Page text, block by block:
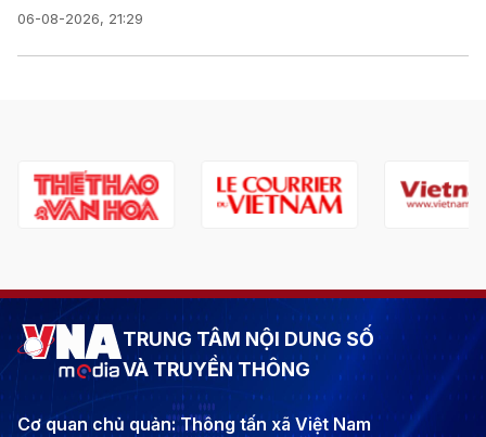
06-08-2026, 21:29
TRUNG TÂM NỘI DUNG SỐ
VÀ TRUYỀN THÔNG
Cơ quan chủ quản: Thông tấn xã Việt Nam